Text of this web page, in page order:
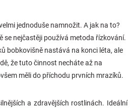
jednoduše namnožit. A jak na to?
se nejčastěji používá metoda řízkování.
bobkovišně nastává na konci léta, ale
že tuto činnost necháte až na
měli do příchodu prvních mrazíků.
a zdravějších rostlinách. Ideální